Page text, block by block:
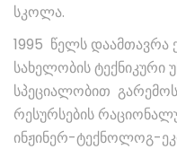
სკოლა.
1995 წელს დაამთავრა
სახელობის ტექნიკური
სპეციალობით გარემოს
რესურსების
ინჟინერ-ტექნოლოგ-